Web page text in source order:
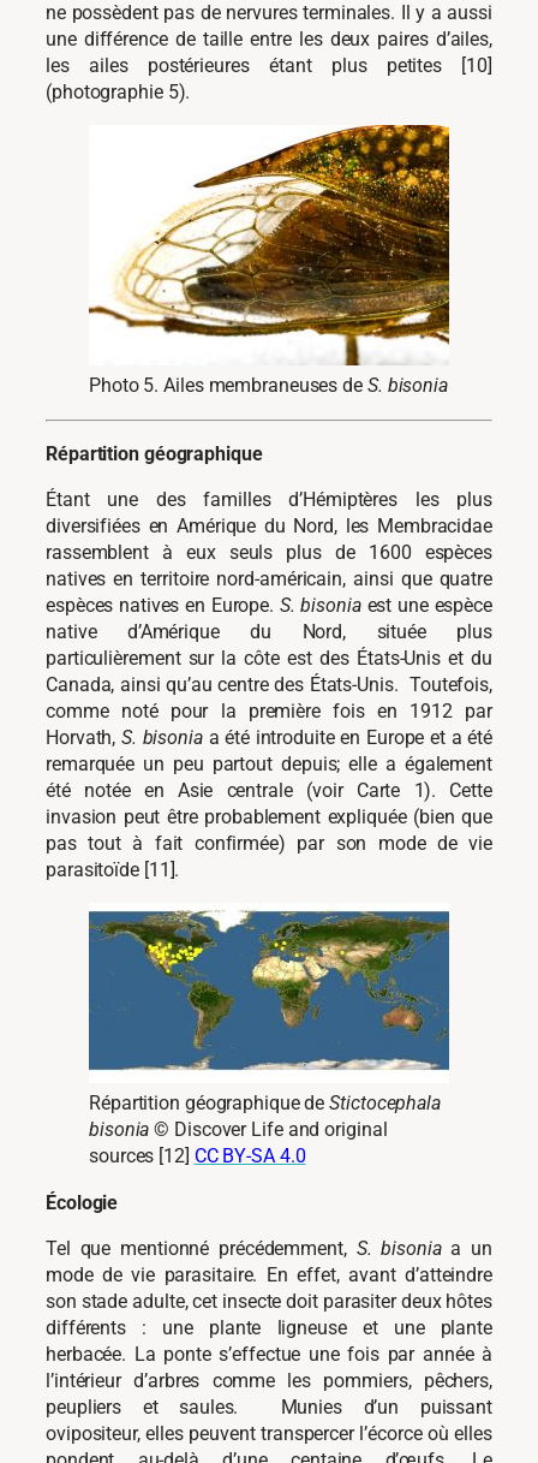
ne possèdent pas de nervures terminales. Il y a aussi
une différence de taille entre les deux paires d’ailes,
les ailes postérieures étant plus petites [10]
(photographie 5).
Photo 5. Ailes membraneuses de S. bisonia
Répartition géographique
Étant une des familles d’Hémiptères les plus
diversifiées en Amérique du Nord, les Membracidae
rassemblent à eux seuls plus de 1600 espèces
natives en territoire nord-américain, ainsi que quatre
espèces natives en Europe. S. bisoniaest une espèce
native d’Amérique du Nord, située plus
particulièrement sur la côte est des États-Unis et du
Canada, ainsi qu’au centre des États-Unis. Toutefois,
comme noté pour la première fois en 1912 par
Horvath, S. bisoniaa été introduite en Europe et a été
remarquée un peu partout depuis; elle a également
été notée en Asie centrale (voir Carte 1). Cette
invasion peut être probablement expliquée (bien que
pas tout à fait confirmée) par son mode de vie
parasitoïde [11].
Répartition géographique deStictocephala
bisonia © Discover Life and original
sources [12] CC BY-SA 4.0
Écologie
Tel que mentionné précédemment, S. bisoniaa un
mode de vie parasitaire. En effet, avant d’atteindre
son stade adulte, cet insecte doit parasiter deux hôtes
différents : une plante ligneuse et une plante
herbacée. La ponte s’effectue une fois par année à
l’intérieur d’arbres comme les pommiers, pêchers,
peupliers et saules. Munies d’un puissant
ovipositeur, elles peuvent transpercer l’écorce où elles